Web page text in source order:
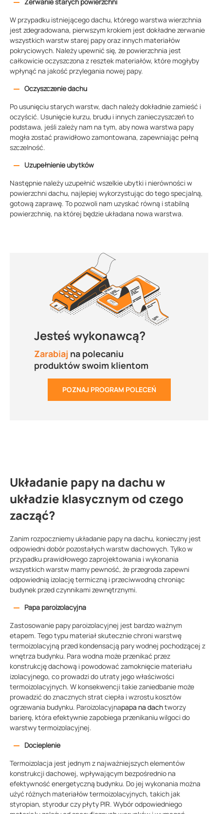
W przypadku istniejącego dachu, którego warstwa wierzchnia
jest zdegradowana, pierwszym krokiem jest dokładne zerwanie
wszystkich warstw starej papy oraz innych materiałów
pokryciowych. Należy upewnić się, że powierzchnia jest
całkowicie oczyszczona z resztek materiałów, które mogłyby
wpłynąć na jakość przylegania nowej papy.
Oczyszczenie dachu
Po usunięciu starych warstw, dach należy dokładnie zamieść i
oczyścić. Usunięcie kurzu, brudu i innych zanieczyszczeń to
podstawa, jeśli zależy nam na tym, aby nowa warstwa papy
mogła zostać prawidłowo zamontowana, zapewniając pełną
szczelność.
Uzupełnienie ubytków
Następnie należy uzupełnić wszelkie ubytki i nierówności w
powierzchni dachu, najlepiej wykorzystując do tego specjalną,
gotową zaprawę. To pozwoli nam uzyskać równą i stabilną
powierzchnię, na której będzie układana nowa warstwa.
Jesteś wykonawcą?
Zarabiaj na polecaniu
produktów swoim klientom
POZNAJ PROGRAM POLECEŃ
Układanie papy na dachu w
układzie klasycznym od czego
zacząć?
Zanim rozpoczniemy układanie papy na dachu, konieczny jest
odpowiedni dobór pozostałych warstw dachowych. Tylko w
przypadku prawidłowego zaprojektowania i wykonania
wszystkich warstw mamy pewność, że przegroda zapewni
odpowiednią izolację termiczną i przeciwwodną chroniąc
budynek przed czynnikami zewnętrznymi.
Papa paroizolacyjna
Zastosowanie papy paroizolacyjnej jest bardzo ważnym
etapem. Tego typu materiał skutecznie chroni warstwę
termoizolacyjną przed kondensacją pary wodnej pochodzącej z
wnętrza budynku. Para wodna może przenikać przez
konstrukcję dachową i powodować zamoknięcie materiału
izolacyjnego, co prowadzi do utraty jego właściwości
termoizolacyjnych. W konsekwencji takie zaniedbanie może
prowadzić do znacznych strat ciepła i wzrostu kosztów
ogrzewania budynku. Paroizolacyjnapapa na dachtworzy
barierę, która efektywnie zapobiega przenikaniu wilgoci do
warstwy termoizolacyjnej.
Docieplenie
Termoizolacja jest jednym z najważniejszych elementów
konstrukcji dachowej, wpływającym bezpośrednio na
efektywność energetyczną budynku. Do jej wykonania można
użyć różnych materiałów termoizolacyjnych, takich jak
styropian, styrodur czy płyty PIR. Wybór odpowiedniego